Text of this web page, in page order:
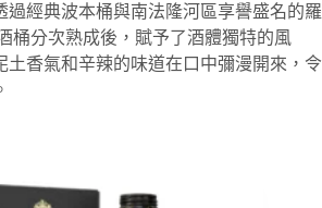
過經典波本桶與南法隆河區享譽盛名的羅
桶分次熟成後，賦予了酒體獨特的風
土香氣和辛辣的味道在口中彌漫開來，令